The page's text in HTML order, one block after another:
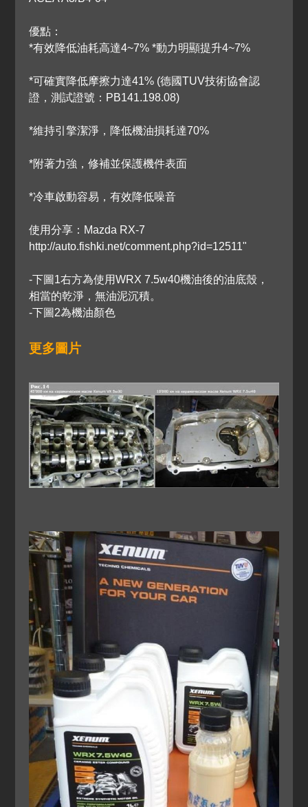
優點：
*有效降低油耗高達4~7% *動力明顯提升4~7%
*可確實降低摩擦力達41% (德國TUV技術協會認
證，測試證號：PB141.198.08)
*維持引擎潔淨，降低機油損耗達70%
*附著力強，修補並保護機件表面
*冷車啟動容易，有效降低噪音
使用分享：Mazda RX-7
http://auto.fishki.net/comment.php?id=12511"
-下圖1右方為使用WRX 7.5w40機油後的油底殼，
相當的乾淨，無油泥沉積。
-下圖2為機油顏色
更多圖片